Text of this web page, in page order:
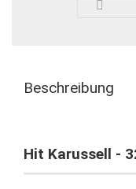
Beschreibung
Hit Karussell -